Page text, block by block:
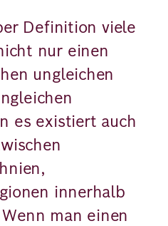
Definition viele
nur einen
ungleichen
es existiert auch
innerhalb
man einen